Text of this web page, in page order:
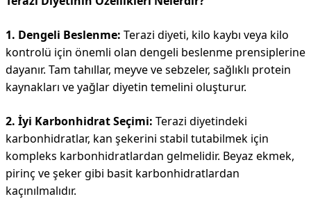
1. Dengeli Beslenme: Terazi diyeti, kilo kaybı veya kilo
kontrolü için önemli olan dengeli beslenme prensiplerine
dayanır. Tam tahıllar, meyve ve sebzeler, sağlıklı protein
kaynakları ve yağlar diyetin temelini oluşturur.
2. İyi Karbonhidrat Seçimi: Terazi diyetindeki
karbonhidratlar, kan şekerini stabil tutabilmek için
kompleks karbonhidratlardan gelmelidir. Beyaz ekmek,
pirinç ve şeker gibi basit karbonhidratlardan
kaçınılmalıdır.